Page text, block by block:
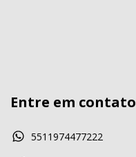
Entre em contato
5511974477222